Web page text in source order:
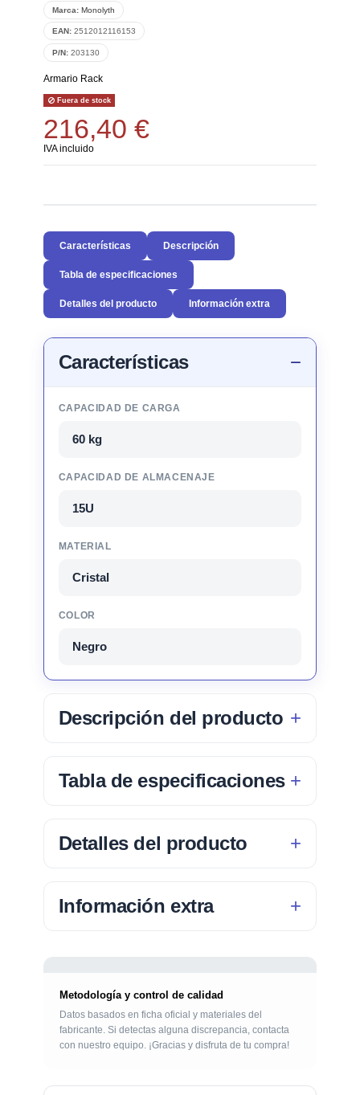
Marca: Monolyth
EAN: 2512012116153
P/N: 203130
Armario Rack
Fuera de stock
216,40 €
IVA incluido
Características Descripción
Tabla de especificaciones
Detalles del producto Información extra
Características
CAPACIDAD DE CARGA
60 kg
CAPACIDAD DE ALMACENAJE
15U
MATERIAL
Cristal
COLOR
Negro
Descripción del producto
Tabla de especificaciones
Detalles del producto
Información extra
Metodología y control de calidad
Datos basados en ficha oficial y materiales del
fabricante. Si detectas alguna discrepancia, contacta
con nuestro equipo. ¡Gracias y disfruta de tu compra!